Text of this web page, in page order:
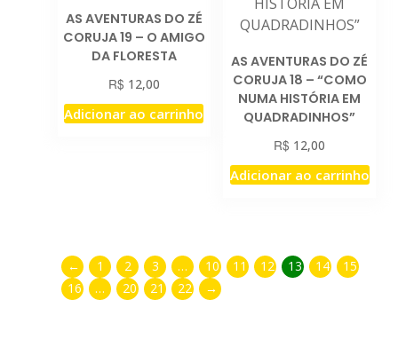
AS AVENTURAS DO ZÉ
CORUJA 19 – O AMIGO
DA FLORESTA
R$ 12,00
Adicionar ao carrinho
AS AVENTURAS DO ZÉ
CORUJA 18 – “COMO
NUMA HISTÓRIA EM
QUADRADINHOS”
R$ 12,00
Adicionar ao carrinho
← 1 2 3 … 10 11 12 13 14
15
16
… 20 21 22 →